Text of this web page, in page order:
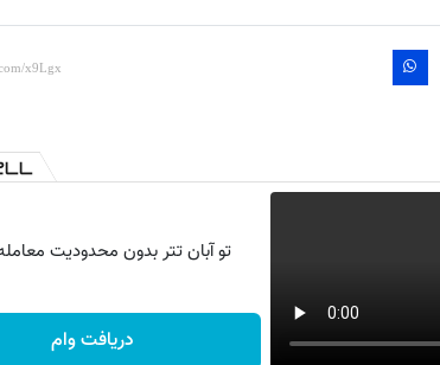
تو آبان تتر بدون محدودیت
دریافت وام